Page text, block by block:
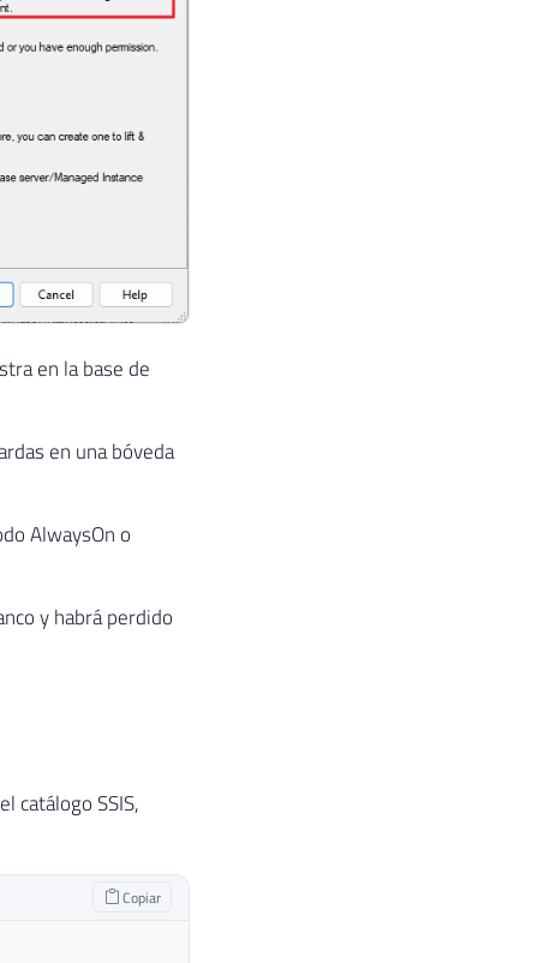
en la base de
en una bóveda
AlwaysOn o
y habrá perdido
catálogo SSIS,
Copiar